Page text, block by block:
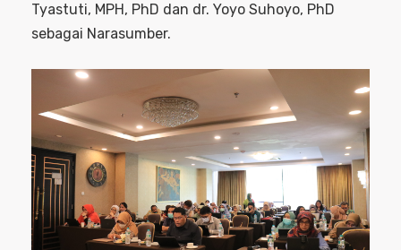
Tyastuti, MPH, PhD dan dr. Yoyo Suhoyo, PhD
sebagai Narasumber.